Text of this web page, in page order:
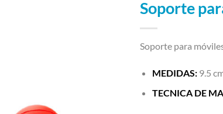
Soporte
Soporte para
MEDIDAS:9.5
TECNICA DE